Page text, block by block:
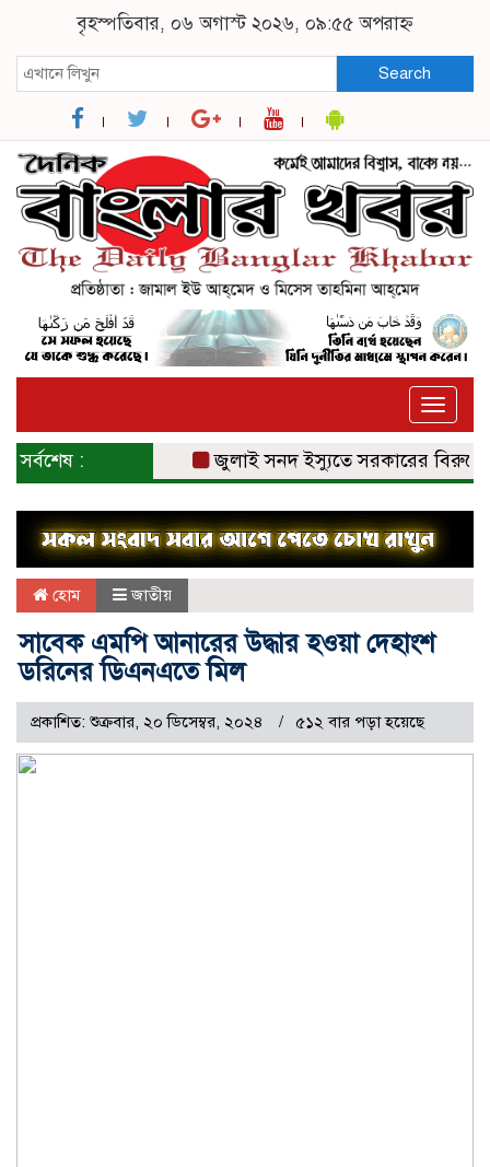
বৃহস্পতিবার, ০৬ অগাস্ট ২০২৬, ০৯:৫৫ অপরাহ্ন
Search
Toggle
সর্বশেষ : জুলাই সনদ ইস্যুতে সরকারের বিরুদ্ধে
হোম জাতীয়
সাবেক এমপি আনারের উদ্ধার হওয়া দেহাংশ
ডরিনের ডিএনএতে মিল
প্রকাশিত: শুক্রবার, ২০ ডিসেম্বর, ২০২৪ ৫১২ বার পড়া হয়েছে